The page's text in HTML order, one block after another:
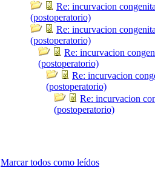
Re: incurvacion congenita
(postoperatorio)
Re: incurvacion congenita
(postoperatorio)
Re: incurvacion
(postoperatorio)
Re: incurvacion
(postoperatorio)
Re: incurvacion
(postoperatorio)
Marcar todos como leídos